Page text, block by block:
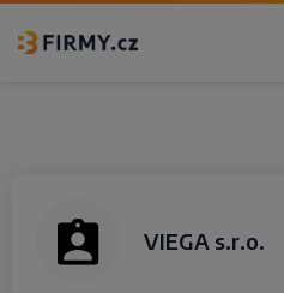
VIEGA s.r.o.